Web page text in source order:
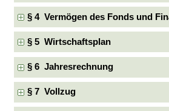
§ 4 Vermögen des Fonds und
§ 5 Wirtschaftsplan
§ 6 Jahresrechnung
§ 7 Vollzug